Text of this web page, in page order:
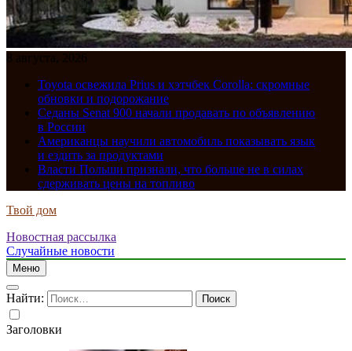
8 августа, 2026
Toyota освежила Prius и хэтчбек Corolla: скромные
обновки и подорожание
Седаны Senat 900 начали продавать по объявлению
в России
Американцы научили автомобиль показывать язык
и ездить за продуктами
Власти Польши признали, что больше не в силах
сдерживать цены на топливо
Твой дом
Новостная рассылка
Случайные новости
Меню
Найти:
Заголовки